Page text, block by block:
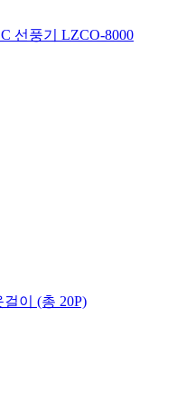
선풍기 LZCO-8000
이 (총 20P)